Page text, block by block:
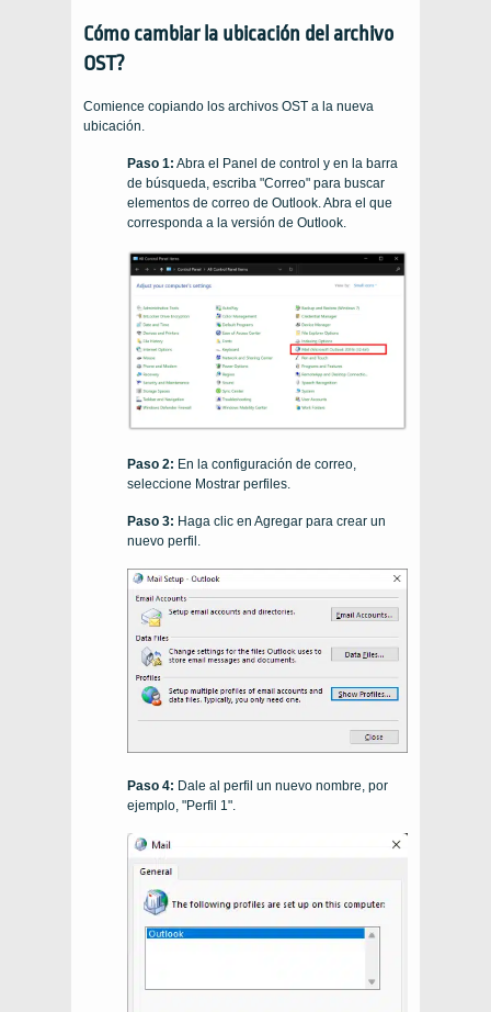
Cómo cambiar la ubicación del archivo
OST?
Comience copiando los archivos OST a la nueva
ubicación.
Paso 1: Abra el Panel de control y en la barra
de búsqueda, escriba "Correo" para buscar
elementos de correo de Outlook. Abra el que
corresponda a la versión de Outlook.
Paso 2: En la configuración de correo,
seleccione Mostrar perfiles.
Paso 3: Haga clic en Agregar para crear un
nuevo perfil.
Paso 4: Dale al perfil un nuevo nombre, por
ejemplo, "Perfil 1".